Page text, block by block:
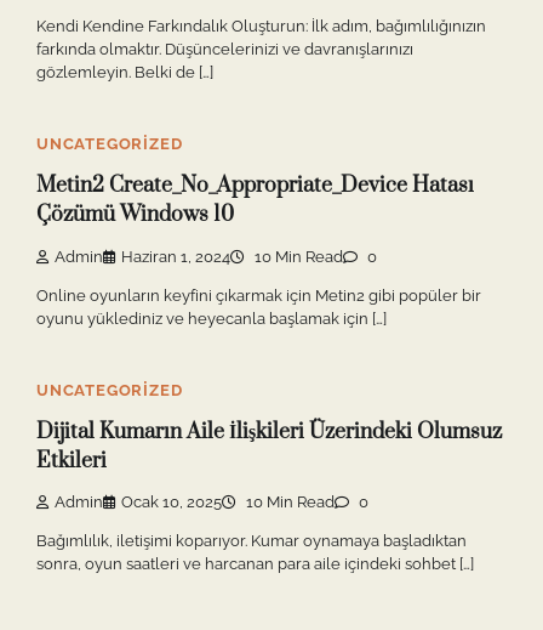
Kendi Kendine Farkındalık Oluşturun: İlk adım, bağımlılığınızın
farkında olmaktır. Düşüncelerinizi ve davranışlarınızı
gözlemleyin. Belki de […]
UNCATEGORIZED
Metin2 Create_No_Appropriate_Device Hatası
Çözümü Windows 10
Admin Haziran 1, 2024 10 Min Read 0
Online oyunların keyfini çıkarmak için Metin2 gibi popüler bir
oyunu yüklediniz ve heyecanla başlamak için […]
UNCATEGORIZED
Dijital Kumarın Aile İlişkileri Üzerindeki Olumsuz
Etkileri
Admin Ocak 10, 2025 10 Min Read 0
Bağımlılık, iletişimi koparıyor. Kumar oynamaya başladıktan
sonra, oyun saatleri ve harcanan para aile içindeki sohbet […]